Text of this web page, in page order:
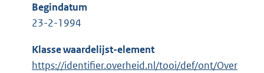
Begindatum
23-2-1994
Klasse waardelijst-element
https://identifier.overheid.nl/tooi/def/ont/Over